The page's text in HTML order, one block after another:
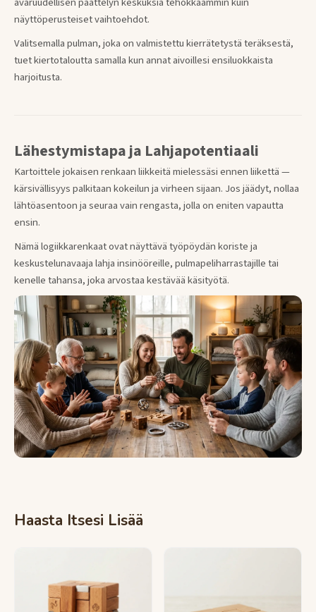
näyttöperusteiset vaihtoehdot.
Valitsemalla pulman, joka on valmistettu kierrätetystä teräksestä,
tuet kiertotaloutta samalla kun annat aivoillesi ensiluokkaista
harjoitusta.
Lähestymistapa ja Lahjapotentiaali
Kartoittele jokaisen renkaan liikkeitä mielessäsi ennen liikettä —
kärsivällisyys palkitaan kokeilun ja virheen sijaan. Jos jäädyt, nollaa
lähtöasentoon ja seuraa vain rengasta, jolla on eniten vapautta
ensin.
Nämä logiikkarenkaat ovat näyttävä työpöydän koriste ja
keskustelunavaaja lahja insinööreille, pulmapeliharrastajille tai
kenelle tahansa, joka arvostaa kestävää käsityötä.
Haasta Itsesi Lisää